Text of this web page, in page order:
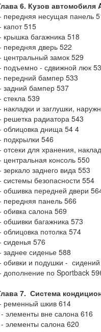
6. Кузов автомобиля
передняя несущая панель
капот 515
крышка багажника 518
передняя дверь 522
центральный замок 529
подъемно - сдвижной люк
передний бампер 533
задний бампер 537
стекла 539
накладки и заглушки,
решетка радиатора 543
облицовка днища 54 4
подкрылки 546
отсеки для хранения,
центральная консоль 550
зеркало заднего вида 553
системы безопасности 554
обшивка передней двери
передняя панель 566
обивка салона 569
обшивки багажника 573
облицовка потолка 574
сиденья 576
заднее сиденье 588
обивки и подушки - сидений
дополнение по Sportback
7. Система
ременный шкив 614
- элементы вне салона 616
- элементы салона 620